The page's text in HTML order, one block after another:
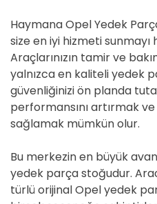
Haymana Opel Yedek
size en iyi hizmeti
Araçlarınızın tamir ve
yalnızca en kaliteli yedek
güvenliğinizi ön planda
performansını artırmak
sağlamak mümkün olur.
Bu merkezin en büyük
yedek parça stoğudur.
türlü orijinal Opel yedek